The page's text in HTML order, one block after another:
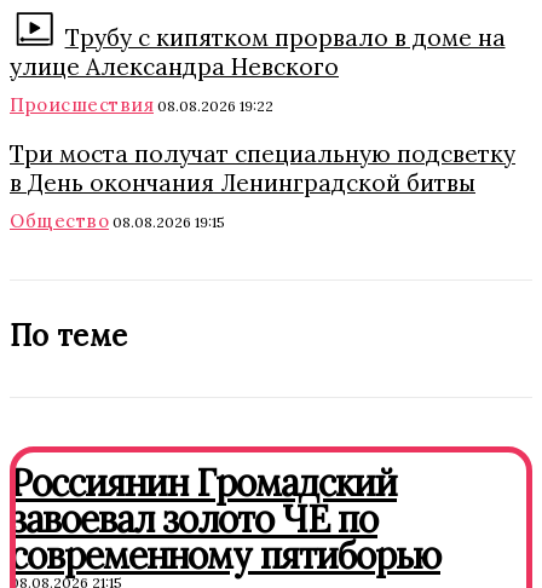
Трубу с кипятком прорвало в доме на
улице Александра Невского
Происшествия 08.08.2026 19:22
Три моста получат специальную подсветку
в День окончания Ленинградской битвы
Общество 08.08.2026 19:15
По теме
Россиянин Громадский
завоевал золото ЧЕ по
современному пятиборью
08.08.2026 21:15